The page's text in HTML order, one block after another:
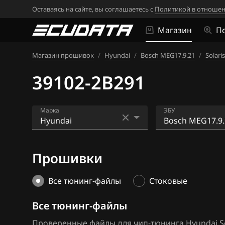
Оставаясь на сайте, вы соглашаетесь с Политикой в
Магазин
Магазин прошивок / Hyundai / Bosch MEG17.9.21 /
39102-2B291
Марка
Alfa Romeo
ATLAS
BAIC
ЭБУ
Bosch
Bosch M7.9.7
Прошивки
Все тюнинг-файлы Стоковые
Все тюнинг-файлы